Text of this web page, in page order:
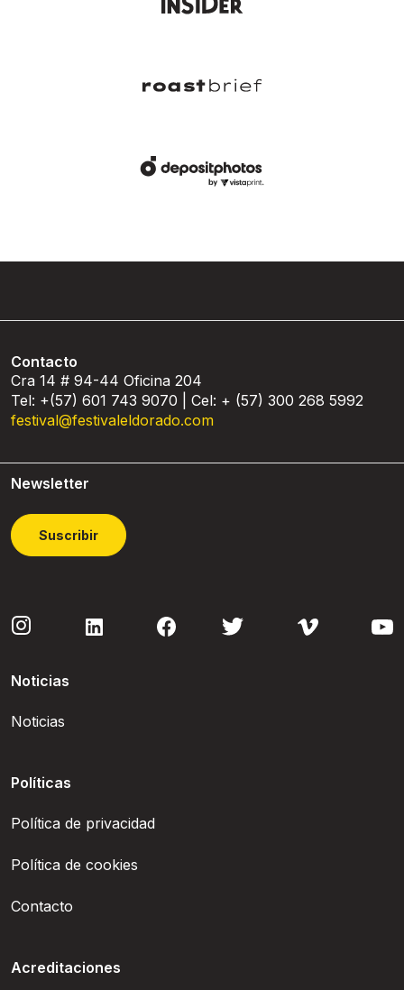
Contacto
Cra 14 # 94-44 Oficina 204
Tel: +(57) 601 743 9070 | Cel: + (57) 300 268 5992
festival@festivaleldorado.com
Newsletter
Suscribir
Noticias
Noticias
Políticas
Política de privacidad
Política de cookies
Contacto
Acreditaciones